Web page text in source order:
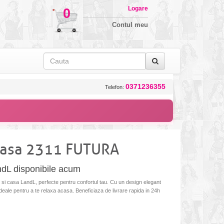
0 Logare
Contul meu
Telefon: 0371236355
2311 FUTURA
disponibile acum
casa LandL, perfecte pentru confortul tau. Cu un design elegant
pentru a te relaxa acasa. Beneficiaza de livrare rapida in 24h